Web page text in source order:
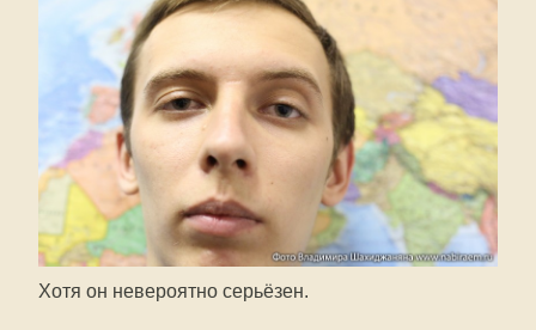
Хотя он невероятно серьёзен.